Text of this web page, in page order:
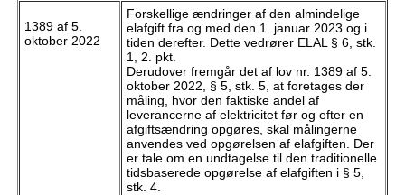
1389 af 5.
oktober 2022
Forskellige ændringer af den almindelige
elafgift fra og med den 1. januar 2023 og i
tiden derefter. Dette vedrører ELAL § 6, stk.
1, 2. pkt.
Derudover fremgår det af lov nr. 1389 af 5.
oktober 2022, § 5, stk. 5, at foretages der
måling, hvor den faktiske andel af
leverancerne af elektricitet før og efter en
afgiftsændring opgøres, skal målingerne
anvendes ved opgørelsen af elafgiften. Der
er tale om en undtagelse til den traditionelle
tidsbaserede opgørelse af elafgiften i § 5,
stk. 4.